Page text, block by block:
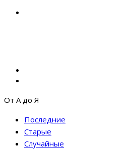
От А до Я
Последние
Старые
Случайные